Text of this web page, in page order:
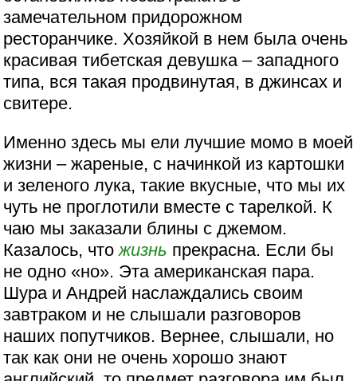
замечательном придорожном
ресторанчике. Хозяйкой в нем была очень
красивая тибетская девушка – западного
типа, вся такая продвинутая, в джинсах и
свитере.
Именно здесь мы ели лучшие момо в моей
жизни – жареные, с начинкой из картошки
и зеленого лука, такие вкусные, что мы их
чуть не проглотили вместе с тарелкой. К
чаю мы заказали блины с джемом.
Казалось, чтожизнь прекрасна. Если бы
не одно «но». Эта американская пара.
Шура и Андрей наслаждались своим
завтраком и не слышали разговоров
наших попутчиков. Вернее, слышали, но
так как они не очень хорошо знают